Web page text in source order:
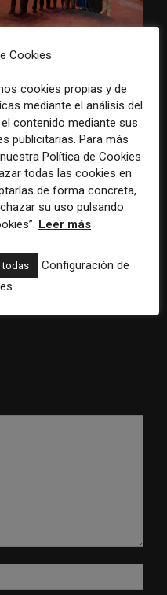
cinco historias de
el poder, la memoria y
violencia
crea un premio
para la mejor
periodística del
Cookies
cookies propias y de
mediante el análisis del
contenido mediante sus
publicitarias. Para más
Política de Cookies
todas las cookies en
de forma concreta,
su uso pulsando
Leer más
todas
Configuración de